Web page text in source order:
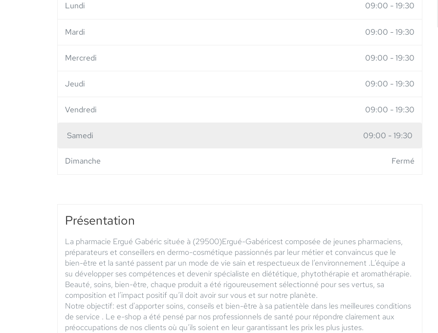
Lundi 09:00 -19:30
Mardi 09:00 -19:30
Mercredi 09:00 -19:30
Jeudi 09:00 -19:30
Vendredi 09:00 -19:30
Horaires
d'aujourd'hui
Samedi 09:00 -19:30
Dimanche Fermé
Présentation
La pharmacie Ergué Gabéric située à (29500)Ergué-Gabéricest composée de jeunes pharmaciens,
préparateurs et conseillers en dermo-cosmétique passionnés par leur métier et convaincus que le
bien-être et la santé passent par un mode de vie sain et respectueux de l’environnement .L’équipe a
su développer ses compétences et devenir spécialiste en diététique, phytothérapie et aromathérapie.
Beauté, soins, bien-être, chaque produit a été rigoureusement sélectionné pour ses vertus, sa
composition et l’impact positif qu’il doit avoir sur vous et sur notre planète.
Notre objectif: est d'apporter soins, conseils et bien-être à sa patientèle dans les meilleures conditions
de service . Le e-shop a été pensé par nos professionnels de santé pour répondre clairement aux
préoccupations de nos clients où qu’ils soient en leur garantissant les prix les plus justes.